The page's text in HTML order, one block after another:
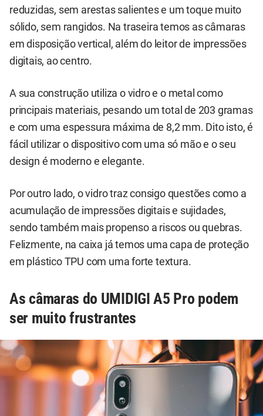
reduzidas, sem arestas salientes e um toque muito
sólido, sem rangidos. Na traseira temos as câmaras
em disposição vertical, além do leitor de impressões
digitais, ao centro.
A sua construção utiliza o vidro e o metal como
principais materiais, pesando um total de 203 gramas
e com uma espessura máxima de 8,2 mm. Dito isto, é
fácil utilizar o dispositivo com uma só mão e o seu
design é moderno e elegante.
Por outro lado, o vidro traz consigo questões como a
acumulação de impressões digitais e sujidades,
sendo também mais propenso a riscos ou quebras.
Felizmente, na caixa já temos uma capa de proteção
em plástico TPU com uma forte textura.
As câmaras do UMIDIGI A5 Pro podem
ser muito frustrantes